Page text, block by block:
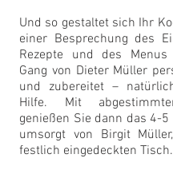
Und so gestaltet sich Ihr
einer Besprechung des
Rezepte und des
Gang von Dieter Müller
und zubereitet –
Hilfe. Mit
genießen Sie dann das 4-5
umsorgt von Birgit
festlich eingedeckten Tisch.